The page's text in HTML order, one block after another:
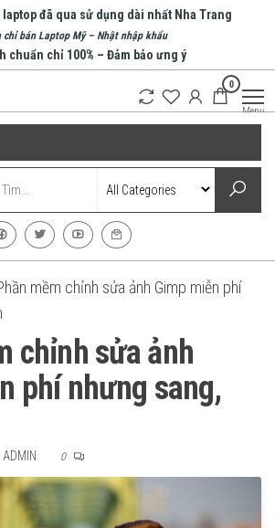
laptop đã qua sử dụng dài nhất Nha Trang
chỉ bán Laptop Mỹ – Nhật nhập khẩu
chuẩn chỉ 100% – Đảm bảo ưng ý
0
Menu
mềm chỉnh sửa ảnh Gimp miễn phí
chỉnh sửa ảnh
phí nhưng sang,
ADMIN 0